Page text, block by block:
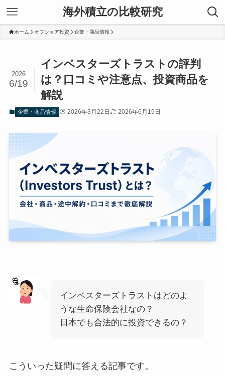
海外積立の比較研究
ホーム オフショア投資 企業・商品情報
インベスターズトラストの評判
は？口コミや注意点、投資商品を
解説
2026
6/19
企業・商品情報 2026年3月22日 2026年6月19日
インベスターズトラストはどのよ
うな生命保険会社なの？
日本でも合法的に投資できるの？
こういった疑問に答える記事です。